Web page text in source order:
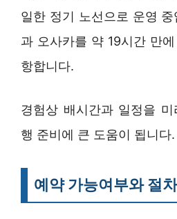
일한 정기 노선으로 운영
과 오사카를 약 19시간 만
항합니다.
경험상 배시간과 일정을
행 준비에 큰 도움이 됩니다.
예약 가능여부와 절